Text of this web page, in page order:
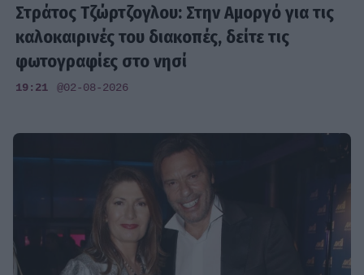
Στράτος Τζώρτζογλου: Στην Αμοργό για τις
καλοκαιρινές του διακοπές, δείτε τις
φωτογραφίες στο νησί
19:21 @02-08-2026